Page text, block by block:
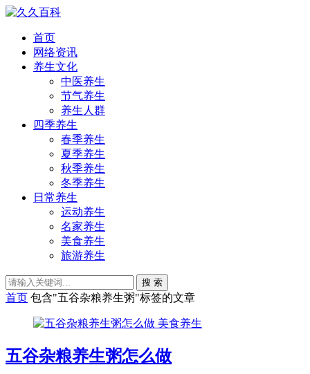
首页
网络资讯
养生文化
中医养生
节气养生
养生人群
四季养生
春季养生
夏季养生
秋季养生
冬季养生
日常养生
运动养生
名家养生
美食养生
旅游养生
搜 索
首页 包含"五谷杂粮养生粥"标签的文章
美食养生
五谷杂粮养生粥怎么做